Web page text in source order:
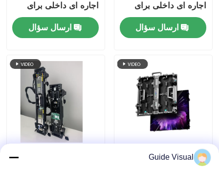
اجاره ای داخلی برای
رویدادهای کنسرت، قفل
سریع دوگانه پشتیبان
7680 هرتز
ارسال سؤال
اجاره ای داخلی برای
رویدادهای بزرگ، مقرون
به صرفه 7680Hz CEارسال سؤال
Guide Visual